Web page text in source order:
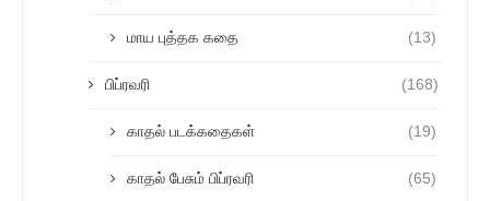
மாய புத்தக கதை (13)
பிப்ரவரி (168)
காதல் படக்கதைகள் (19)
காதல் பேசும் பிப்ரவரி (65)